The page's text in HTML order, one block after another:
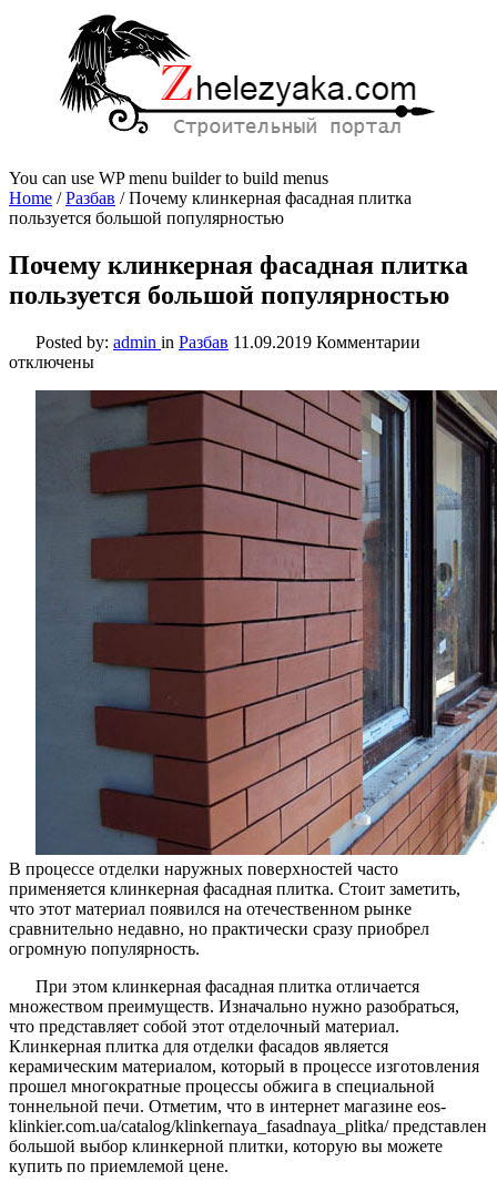
You can use WP menu builder to build menus
Home /Разбав /Почему клинкерная фасадная плитка
пользуется большой популярностью
Почему клинкерная фасадная плитка
пользуется большой популярностью
Posted by: admin in Разбав 11.09.2019 Комментарии
фасадная
плитка
большой
отключены
В процессе отделки наружных поверхностей часто
применяется клинкерная фасадная плитка. Стоит заметить,
что этот материал появился на отечественном рынке
сравнительно недавно, но практически сразу приобрел
огромную популярность.
При этом клинкерная фасадная плитка отличается
множеством преимуществ. Изначально нужно разобраться,
что представляет собой этот отделочный материал.
Клинкерная плитка для отделки фасадов является
керамическим материалом, который в процессе изготовления
прошел многократные процессы обжига в специальной
тоннельной печи. Отметим, что в интернет магазине eos-
klinkier.com.ua/catalog/klinkernaya_fasadnaya_plitka/ представлен
большой выбор клинкерной плитки, которую вы можете
купить по приемлемой цене.